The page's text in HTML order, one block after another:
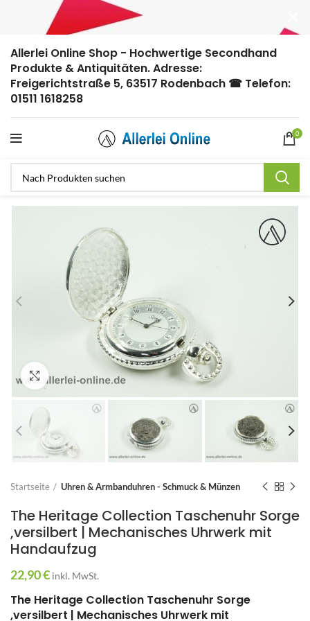
Allerlei Online Shop - Hochwertige Secondhand
Produkte & Antiquitäten. Adresse:
Freigerichtstraße 5, 63517 Rodenbach ☎ Telefon:
01511 1618258
0
Zum Vergrößern anklicken
Startseite Uhren & Armbanduhren - Schmuck & Münzen
The Heritage Collection Taschenuhr Sorge
,versilbert | Mechanisches Uhrwerk mit
Handaufzug
22,90€ inkl. MwSt.
The Heritage Collection Taschenuhr Sorge
,versilbert | Mechanisches Uhrwerk mit